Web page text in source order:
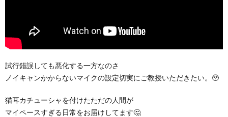
試行錯誤しても悪化する一方なのさ
ノイキャンかからないマイクの設定切実にご教授いただきたい。🥹
猫耳カチューシャを付けたただの人間が
マイペースすぎる日常をお届けしてます🤔